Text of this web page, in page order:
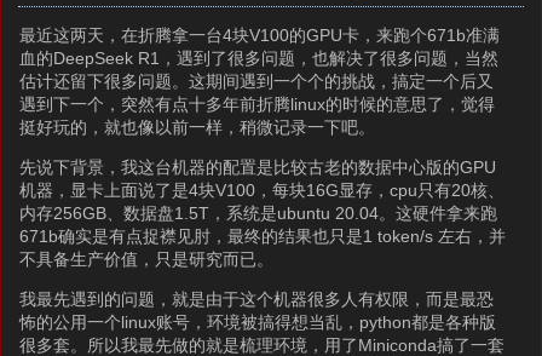
最近这两天，在折腾拿一台4块V100的GPU卡，来跑个671b准满
血的DeepSeek R1，遇到了很多问题，也解决了很多问题，当然
估计还留下很多问题。这期间遇到一个个的挑战，搞定一个后又
遇到下一个，突然有点十多年前折腾linux的时候的意思了，觉得
挺好玩的，就也像以前一样，稍微记录一下吧。
先说下背景，我这台机器的配置是比较古老的数据中心版的GPU
机器，显卡上面说了是4块V100，每块16G显存，cpu只有20核、
内存256GB、数据盘1.5T，系统是ubuntu 20.04。这硬件拿来跑
671b确实是有点捉襟见肘，最终的结果也只是1 token/s 左右，并
不具备生产价值，只是研究而已。
我最先遇到的问题，就是由于这个机器很多人有权限，而是最恐
怖的公用一个linux账号，环境被搞得想当乱，python都是各种版
很多套。所以我最先做的就是梳理环境，用了Miniconda搞了一套